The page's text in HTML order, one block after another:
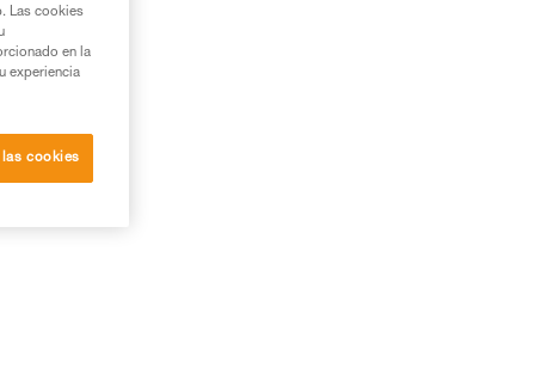
Las cookies
en la
experiencia
cookies